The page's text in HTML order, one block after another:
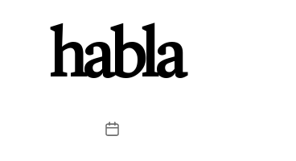
habla